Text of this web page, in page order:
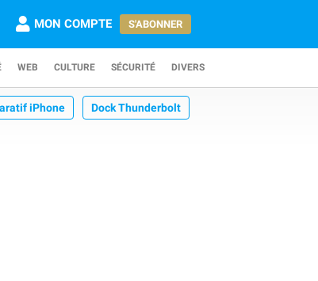
MON COMPTE S'ABONNER
WEB CULTURE SÉCURITÉ DIVERS
iPhone Dock Thunderbolt